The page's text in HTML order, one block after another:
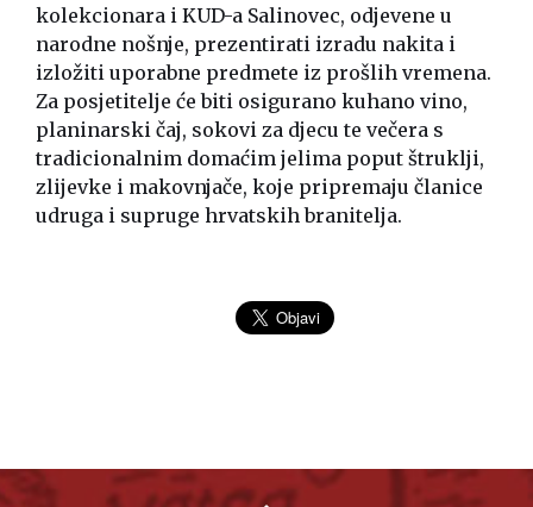
kolekcionara i KUD-a Salinovec, odjevene u
narodne nošnje, prezentirati izradu nakita i
izložiti uporabne predmete iz prošlih vremena.
Za posjetitelje će biti osigurano kuhano vino,
planinarski čaj, sokovi za djecu te večera s
tradicionalnim domaćim jelima poput štruklji,
zlijevke i makovnjače, koje pripremaju članice
udruga i supruge hrvatskih branitelja.